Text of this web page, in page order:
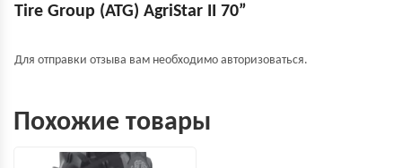
Tire Group (ATG) AgriStar II 70”
Для отправки отзыва вам необходимо авторизоваться.
Похожие товары